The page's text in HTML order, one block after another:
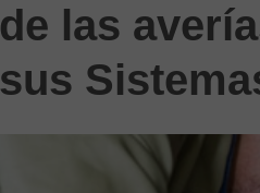
de las
sus